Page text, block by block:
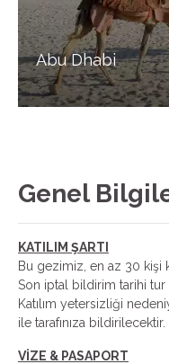
Abu Dhabi
Genel
KATILIM ŞARTI
Bu gezimiz, en az 30 kişi
Son iptal bildirim tarihi tur
Katılım yetersizliği
ile tarafınıza bildirilecektir.
VİZE & PASAPORT